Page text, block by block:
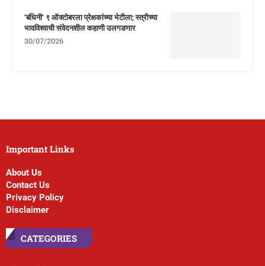
‘बंधिनी’ ९ ऑक्टोबरला प्रेक्षकांच्या भेटीला; स्त्रीच्या
भावविश्वाची संवेदनशील कहाणी उलगडणार
30/07/2026
Important Links
About Us
Contact Us
Privacy Policy
Disclaimer
CATEGORIES